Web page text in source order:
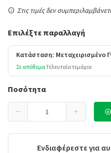
Στις τιμές δεν
Επιλέξτε παραλλαγή
Κατάσταση: Μεταχειρισμένο
Σε απόθεμαΤελευταία τεμάχια
Ποσότητα
Ενδιαφέρεστε για